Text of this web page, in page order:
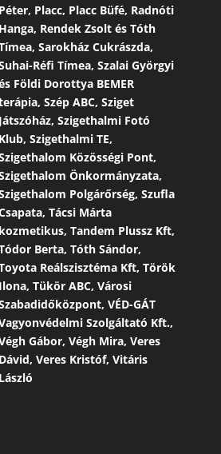
Péter, Placc, Placc Büfé, Radnóti
Hanga, Rendek Zsolt és Tóth
Sarokház Cukrászda,
Réfi Tímea, Szalai Györgyi
Földi Dorottya BEMER
Szép ABC, Sziget
Játszóház, Szigethalmi Fotó
Klub, Szigethalmi TE,
Közösségi Pont,
Önkormányzata,
Polgárőrség, Szufla
Tácsi Márta
kozmetikus, Tandem Plussz Kft,
Berta, Tóth Sándor,
Reálszisztéma Kft, Török
Ilona, Tükör ABC, Városi
VÉD-GÁT
Szolgáltató Kft.,
Gábor, Végh Mira, Veres
Dávid, Veres Kristóf, Vitáris
László